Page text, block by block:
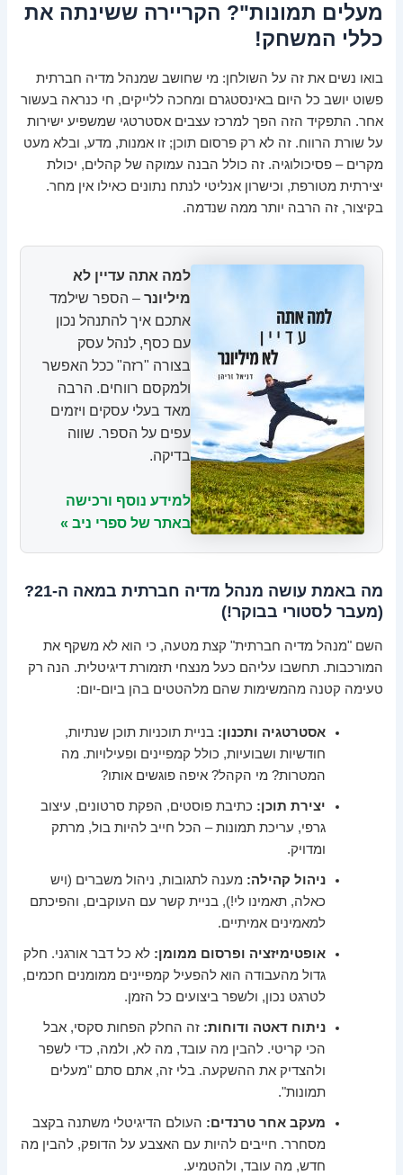
מעלים תמונות"? הקריירה ששינתה את
כללי המשחק!
בואו נשים את זה על השולחן: מי שחושב שמנהל מדיה חברתית
פשוט יושב כל היום באינסטגרם ומחכה ללייקים, חי כנראה בעשור
אחר. התפקיד הזה הפך למרכז עצבים אסטרטגי שמשפיע ישירות
על שורת הרווח. זה לא רק פרסום תוכן; זו אמנות, מדע, ובלא מעט
מקרים – פסיכולוגיה. זה כולל הבנה עמוקה של קהלים, יכולת
יצירתית מטורפת, וכישרון אנליטי לנתח נתונים כאילו אין מחר.
בקיצור, זה הרבה יותר ממה שנדמה.
למה אתה עדיין לא
מיליונר – הספר שילמד
אתכם איך להתנהל נכון
עם כסף, לנהל עסק
בצורה "רזה" ככל האפשר
ולמקסם רווחים. הרבה
מאד בעלי עסקים ויזמים
עפים על הספר. שווה
בדיקה.
למידע נוסף ורכישה
באתר של ספרי ניב »
מה באמת עושה מנהל מדיה חברתית במאה ה-21?
(מעבר לסטורי בבוקר!)
השם "מנהל מדיה חברתית" קצת מטעה, כי הוא לא משקף את
המורכבות. תחשבו עליהם כעל מנצחי תזמורת דיגיטלית. הנה רק
טעימה קטנה מהמשימות שהם מלהטטים בהן ביום-יום:
אסטרטגיה ותכנון: בניית תוכניות תוכן שנתיות,
חודשיות ושבועיות, כולל קמפיינים ופעילויות. מה
המטרות? מי הקהל? איפה פוגשים אותו?
יצירת תוכן: כתיבת פוסטים, הפקת סרטונים, עיצוב
גרפי, עריכת תמונות – הכל חייב להיות בול, מרתק
ומדויק.
ניהול קהילה: מענה לתגובות, ניהול משברים (ויש
כאלה, תאמינו לי!), בניית קשר עם העוקבים, והפיכתם
למאמינים אמיתיים.
אופטימיזציה ופרסום ממומן: לא כל דבר אורגני. חלק
גדול מהעבודה הוא להפעיל קמפיינים ממומנים חכמים,
לטרגט נכון, ולשפר ביצועים כל הזמן.
ניתוח דאטה ודוחות: זה החלק הפחות סקסי, אבל
הכי קריטי. להבין מה עובד, מה לא, ולמה, כדי לשפר
ולהצדיק את ההשקעה. בלי זה, אתם סתם "מעלים
תמונות".
מעקב אחר טרנדים: העולם הדיגיטלי משתנה בקצב
מסחרר. חייבים להיות עם האצבע על הדופק, להבין מה
חדש, מה עובד, ולהטמיע.